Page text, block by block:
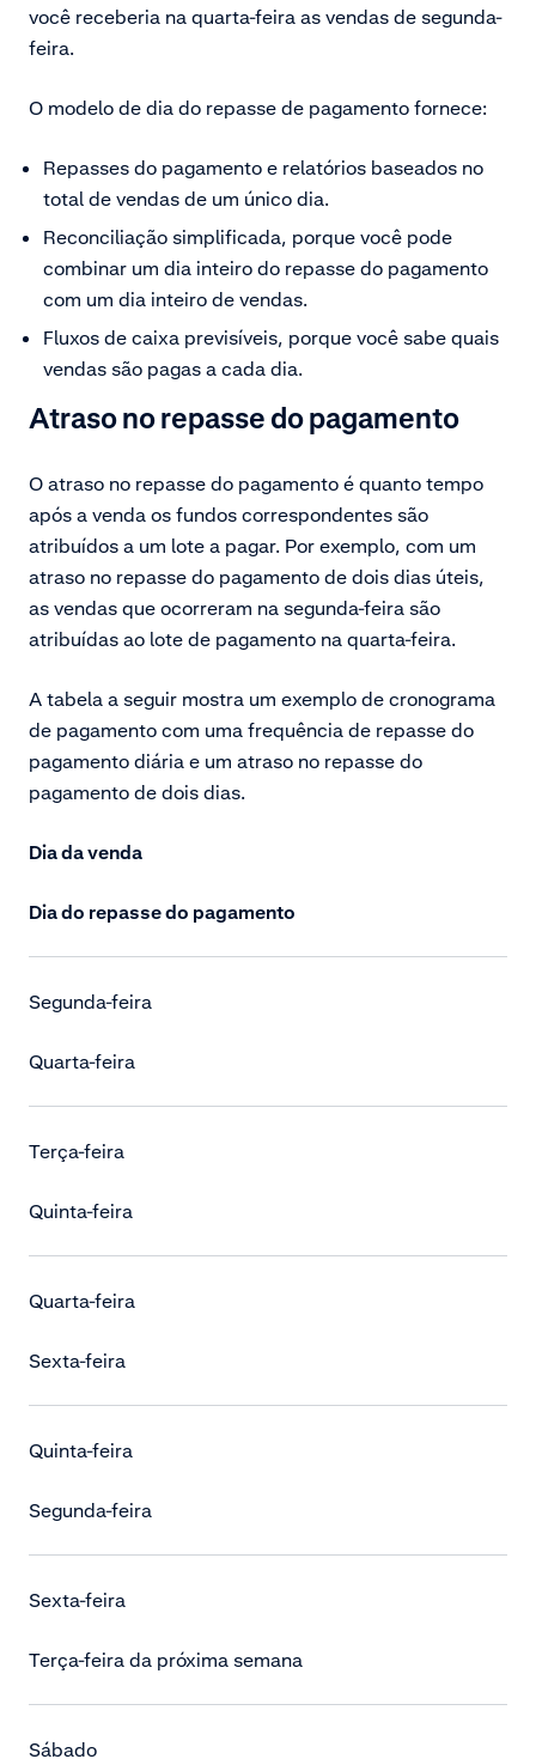
você receberia na quarta-feira as vendas de segunda-
feira.
O modelo de dia do repasse de pagamento fornece:
Repasses do pagamento e relatórios baseados no
total de vendas de um único dia.
Reconciliação simplificada, porque você pode
combinar um dia inteiro do repasse do pagamento
com um dia inteiro de vendas.
Fluxos de caixa previsíveis, porque você sabe quais
vendas são pagas a cada dia.
Atraso no repasse do pagamento
O atraso no repasse do pagamento é quanto tempo
após a venda os fundos correspondentes são
atribuídos a um lote a pagar. Por exemplo, com um
atraso no repasse do pagamento de dois dias úteis,
as vendas que ocorreram na segunda-feira são
atribuídas ao lote de pagamento na quarta-feira.
A tabela a seguir mostra um exemplo de cronograma
de pagamento com uma frequência de repasse do
pagamento diária e um atraso no repasse do
pagamento de dois dias.
Dia da venda
Dia do repasse do pagamento
Segunda-feira
Quarta-feira
Terça-feira
Quinta-feira
Quarta-feira
Sexta-feira
Quinta-feira
Segunda-feira
Sexta-feira
Terça-feira da próxima semana
Sábado